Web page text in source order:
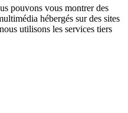
pouvons vous montrer des
hébergés sur des sites
utilisons les services tiers